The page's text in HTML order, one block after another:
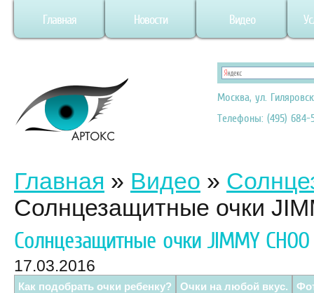
Главная Новости Видео
Москва, ул.
Телефоны: (495) 684-
Главная » Видео »
Солнцезащитные очки
Солнцезащитные очки JIMMY CHOO
17.03.2016
Как подобрать очки ребенку? Очки на любой вкус.